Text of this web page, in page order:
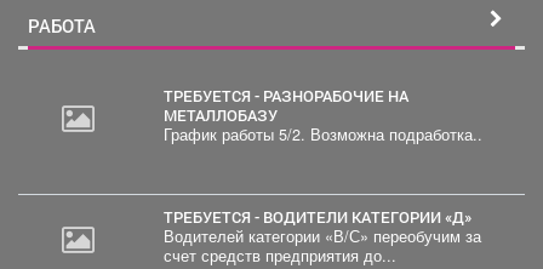
РАБОТА
ТРЕБУЕТСЯ - РАЗНОРАБОЧИЕ НА
МЕТАЛЛОБАЗУ
График работы 5/2. Возможна подработка..
ТРЕБУЕТСЯ - ВОДИТЕЛИ КАТЕГОРИИ «Д»
Водителей категории «В/С» переобучим за
счет средств предприятия до...